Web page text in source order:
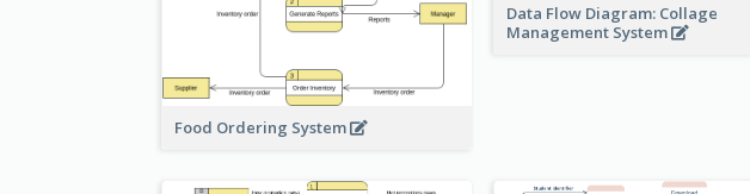
Food Ordering System
Data Flow Diagram: Collage
Management System